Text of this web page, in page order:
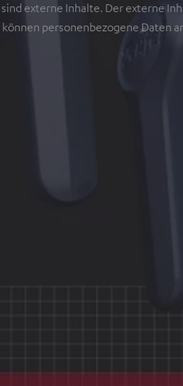
externe Inhalte. Der externe
können personenbezogene